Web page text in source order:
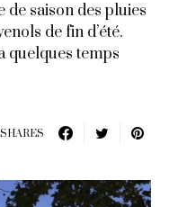
de saison des pluies
de fin d’été.
quelques temps